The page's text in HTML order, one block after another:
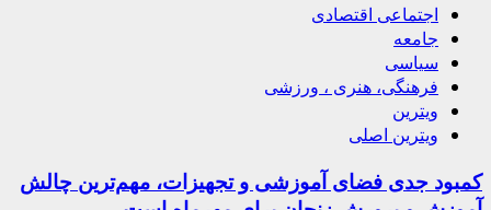
اجتماعی اقتصادی
جامعه
سیاسی
فرهنگی، هنری ، ورزشی
ویترین
ویترین اصلی
کمبود جدی فضای آموزشی و تجهیزات، مهم‌ترین چالش